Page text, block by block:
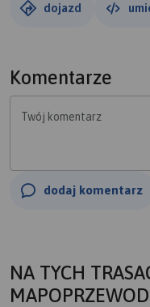
dojazd
Komentarze
Twój komentarz
dodaj komentarz
NA TYCH